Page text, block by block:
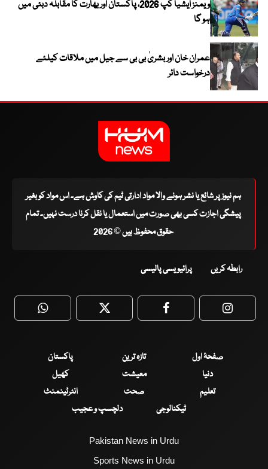
ویمنز ایشیا کپ 2026، پاکستان اور بھارت کا مقابلہ دبئی میں
ہو گا
عمران خان اور بشریٰ بی بی سے جیل میں ملاقات کیلئے
درخواست دائر
ہم نیوز پر شائع یا نشر ہونے والا مواد ادارتی ٹیم کی کاوش ہے۔ اس مواد کو بغیر
پیشگی اجازت کسی بھی صورت میں استعمال یا نقل کرنا درست نہیں۔ تمام
حقوق محفوظ ہیں © 2026
رابطہ کریں پرائیویسی پالیسی
WhatsApp Twitter Facebook
صفحۂ اول تازہ ترین
پاکستان
دنیا
معیشت
کھیل
تعلیم
صحت
انٹرٹینمنٹ
ٹیکنالوجی
دلچسپ و عجیب
Pakistan News in Urdu
Sports News in Urdu